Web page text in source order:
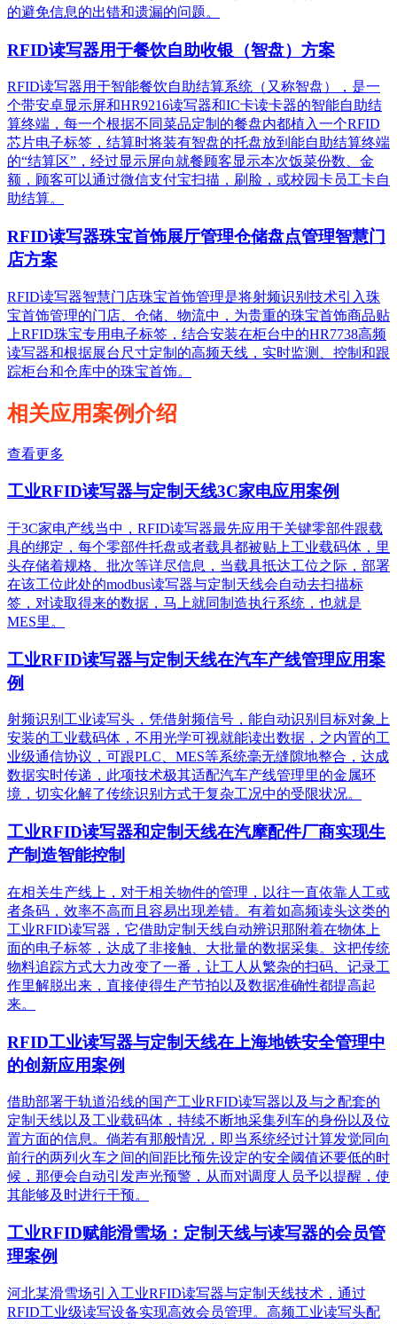
的避免信息的出错和遗漏的问题。
RFID读写器用于餐饮自助收银（智盘）方案
RFID读写器用于智能餐饮自助结算系统（又称智盘），是一
个带安卓显示屏和HR9216读写器和IC卡读卡器的智能自助结
算终端，每一个根据不同菜品定制的餐盘内都植入一个RFID
芯片电子标签，结算时将装有智盘的托盘放到能自助结算终端
的“结算区”，经过显示屏向就餐顾客显示本次饭菜份数、金
额，顾客可以通过微信支付宝扫描，刷脸，或校园卡员工卡自
助结算。
RFID读写器珠宝首饰展厅管理仓储盘点管理智慧门
店方案
RFID读写器智慧门店珠宝首饰管理是将射频识别技术引入珠
宝首饰管理的门店、仓储、物流中，为贵重的珠宝首饰商品贴
上RFID珠宝专用电子标签，结合安装在柜台中的HR7738高频
读写器和根据展台尺寸定制的高频天线，实时监测、控制和跟
踪柜台和仓库中的珠宝首饰。
相关应用案例介绍
查看更多
工业RFID读写器与定制天线3C家电应用案例
于3C家电产线当中，RFID读写器最先应用于关键零部件跟载
具的绑定，每个零部件托盘或者载具都被贴上工业载码体，里
头存储着规格、批次等详尽信息，当载具抵达工位之际，部署
在该工位此处的modbus读写器与定制天线会自动去扫描标
签，对读取得来的数据，马上就同制造执行系统，也就是
MES里。
工业RFID读写器与定制天线在汽车产线管理应用案
例
射频识别工业读写头，凭借射频信号，能自动识别目标对象上
安装的工业载码体，不用光学可视就能读出数据，之内置的工
业级通信协议，可跟PLC、MES等系统毫无缝隙地整合，达成
数据实时传递，此项技术极其适配汽车产线管理里的金属环
境，切实化解了传统识别方式于复杂工况中的受限状况。
工业RFID读写器和定制天线在汽摩配件厂商实现生
产制造智能控制
在相关生产线上，对于相关物件的管理，以往一直依靠人工或
者条码，效率不高而且容易出现差错。有着如高频读头这类的
工业RFID读写器，它借助定制天线自动辨识那附着在物体上
面的电子标签，达成了非接触、大批量的数据采集。这把传统
物料追踪方式大力改变了一番，让工人从繁杂的扫码、记录工
作里解脱出来，直接使得生产节拍以及数据准确性都提高起
来。
RFID工业读写器与定制天线在上海地铁安全管理中
的创新应用案例
借助部署于轨道沿线的国产工业RFID读写器以及与之配套的
定制天线以及工业载码体，持续不断地采集列车的身份以及位
置方面的信息。倘若有那般情况，即当系统经过计算发觉同向
前行的两列火车之间的间距比预先设定的安全阈值还要低的时
候，那便会自动引发声光预警，从而对调度人员予以提醒，使
其能够及时进行干预。
工业RFID赋能滑雪场：定制天线与读写器的会员管
理案例
河北某滑雪场引入工业RFID读写器与定制天线技术，通过
RFID工业级读写设备实现高效会员管理。高频工业读写头配